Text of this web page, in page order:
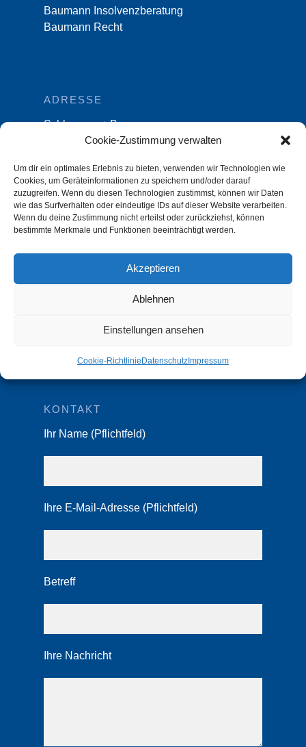
Cookie-Zustimmung verwalten
Um dir ein optimales Erlebnis zu bieten, verwenden wir Technologien wie
Cookies, um Geräteinformationen zu speichern und/oder darauf
zuzugreifen. Wenn du diesen Technologien zustimmst, können wir Daten
wie das Surfverhalten oder eindeutige IDs auf dieser Website verarbeiten.
Wenn du deine Zustimmung nicht erteilst oder zurückziehst, können
bestimmte Merkmale und Funktionen beeinträchtigt werden.
Akzeptieren
Ablehnen
Einstellungen ansehen
Cookie-RichtlinieDatenschutzImpressum
Baumann Insolvenzberatung
Baumann Recht
ADRESSE
Schloesser + Baumann
Rechtsanwaltsgesellschaft mbH
Tiergartenstraße 28 A
D-47533 Kleve
Tel.:02821 89935-00
Fax: 02821 89935-10
IMPRESSUM & DATENSCHUTZ
Cookie-Richtlinie (EU)
KONTAKT
Ihr Name (Pflichtfeld)
Ihre E-Mail-Adresse (Pflichtfeld)
Betreff
Ihre Nachricht